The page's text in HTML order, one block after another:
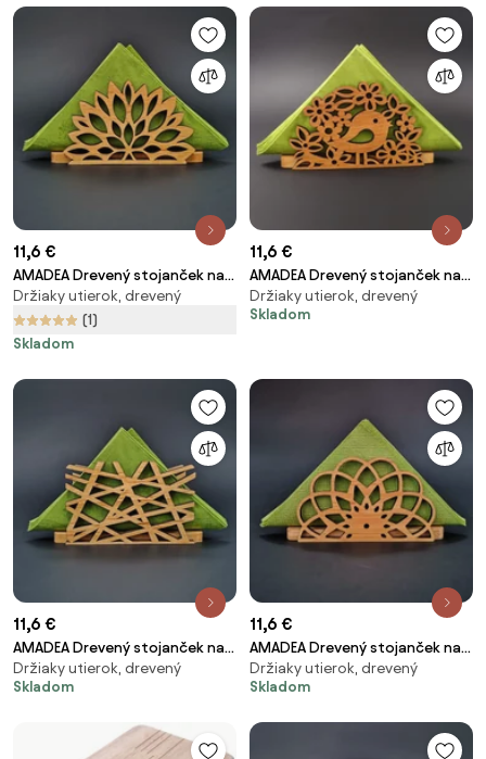
11,6 €
AMADEA Drevený stojanček na
obrúsky v tvare kvetu, masívne
drevo, 12,5x6,5x3,5 cm
Držiaky utierok, drevený
(1)
Skladom
11,6 €
AMADEA Drevený stojanček na
obrúsky s vtáčikom, masívne
drevo, 12,5x6,5x3,5 cm
Držiaky utierok, drevený
Skladom
11,6 €
AMADEA Drevený stojanček na
obrúsky s motívom čapího
hniezda, masívne drevo,
Držiaky utierok, drevený
Skladom
11,6 €
AMADEA Drevený stojanček na
obrúsky v tvare mandaly,
masívne drevo, 12,3x6,5x3,5 cm
Držiaky utierok, drevený
Skladom